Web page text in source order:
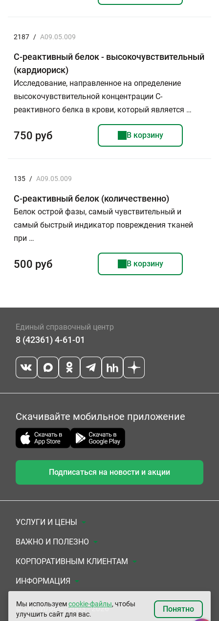
2187 / A09.05.009
С-реактивный белок - высокочувствительный
(кардиориск)
Исследование, направленное на определение
высокочувствительной концентрации С-
реактивного белка в крови, который является …
750 руб В корзину
135 / A09.05.009
С-реактивный белок (количественно)
Белок острой фазы, самый чувствительный и
самый быстрый индикатор повреждения тканей
при …
500 руб В корзину
Единый справочный центр
8 (42361) 4-61-01
Скачивайте мобильное приложение
Подписаться на новости и акции
УСЛУГИ И ЦЕНЫ
Анализы
Комплексы
УЗИ
ЭКГ/Холтер/СМАД
ВАЖНО И ПОЛЕЗНО
Документы для заключения договора
Система скидок
Подарочные сертификаты
КОРПОРАТИВНЫМ КЛИЕНТАМ
Медицинским организациям
Прочим организациям
ИНФОРМАЦИЯ
О Компании
© «ЮНИЛАБ», 2003 - 2026
Мы используемcookie-файлы, чтобы
улучшить сайт для вас.
Понятно